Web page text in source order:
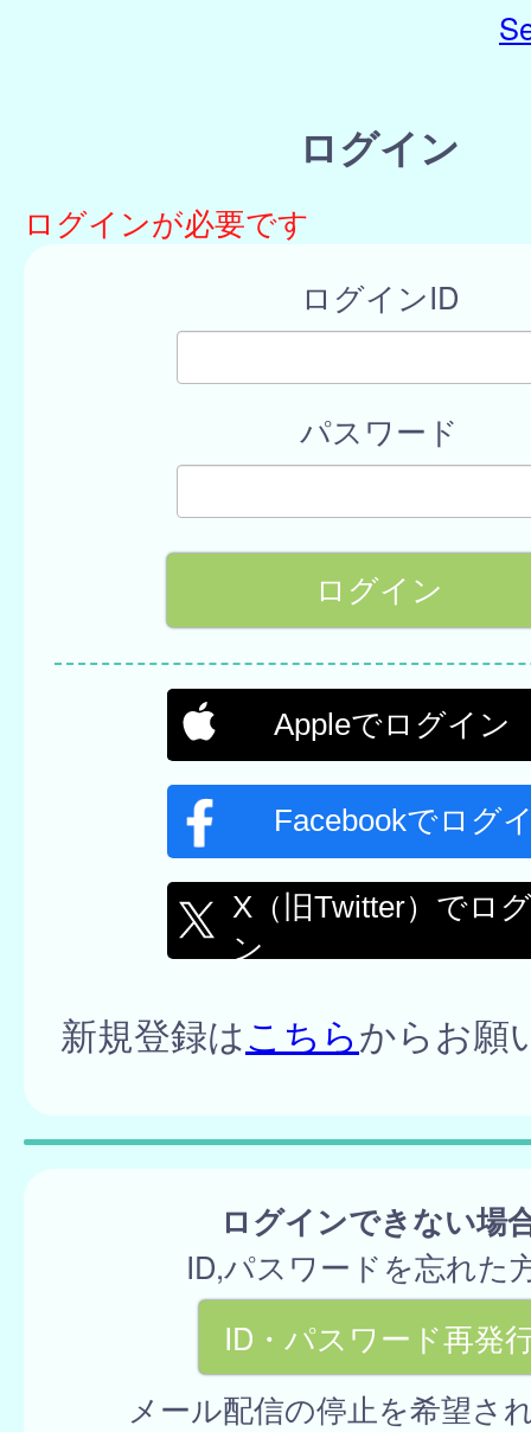
ログイン
ログインが必要です
ログインID
パスワード
Appleでログイン
Facebookでログ
X（旧Twitter）でロ
ン
新規登録はこちらからお願
ログインできない場
ID,パスワードを忘れた
ID・パスワード再発
メール配信の停止を希望さ